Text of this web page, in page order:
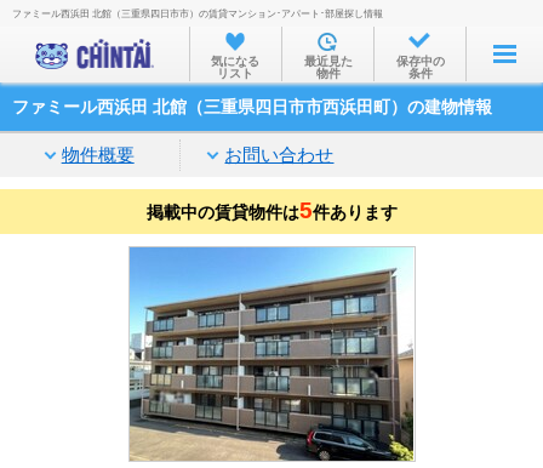
お部屋を探す
沿線・駅から
家賃相場から
通勤通学時間から
不動産会社から
TOP
ファミール西浜田 北館（三重県四日市市）の賃貸マンション･アパート･部屋探し情報
気になる
リスト
最近見た
物件
保存中の
条件
ファミール西浜田 北館（三重県四日市市西浜田町）の建物情報
物件概要 お問い合わせ
掲載中の賃貸物件は5件あります